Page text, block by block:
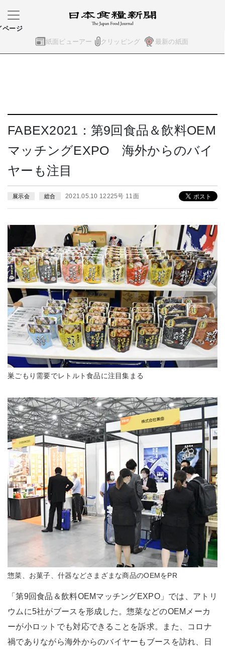
紙面ビューアー クリッピング 最新の紙面
ページ
FABEX2021：第9回食品＆飲料OEM
マッチングEXPO 海外からのバイ
ヤーも注目
展示会 総合 2021.05.10 12225号 11面
巣ごもり需要でレトルト食品に注目集まる
惣菜、お菓子、什器などさまざまな商品のOEMをPR
「第9回食品＆飲料OEMマッチングEXPO」では、アトリ
ウムに5社がブースを形成した。惣菜などのOEMメーカ
ーが小ロットでも対応できることを訴求。また、コロナ
禍でありながら海外からのバイヤーもブースを訪れ、日